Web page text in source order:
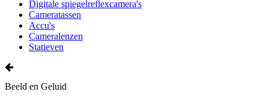
Digitale spiegelreflexcamera's
Cameratassen
Accu's
Cameralenzen
Statieven
Beeld en Geluid